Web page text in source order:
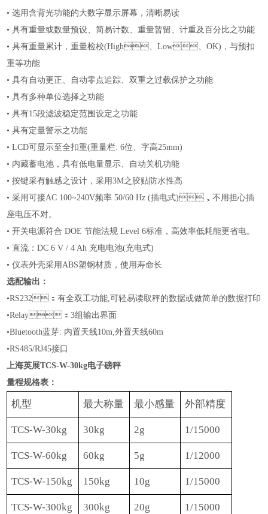
• 选用含背光功能的大数字显示屏幕，清晰易读
• 具有重量或数量预设、简易计数、重量暂留、计重及百分比之功能
• 具有重量累计，重量检校(High、Low、OK)，与预扣
重等功能
• 具有自动更正、自动零点追踪、双重之过载保护之功能
• 具有多种单位选择之功能
• 具有15段滤波稳定范围设定之功能
• 具有定量警示之功能
• LCD可显示至全扣重(重量栏: 6位、字高25mm)
• 内藏蓄电池，具有低电量显示、自动关机功能
• 按键采有触感之设计，采用3M之胶贴防水性高
• 采用可接AC 100~240V频率 50/60 Hz (插电式)，不用担心插
座电压不对。
• 开关电源符合 DOE 节能法规 Level 6标准，高效率低耗能更省电。
• 直流：DC 6 V / 4 Ah 充电电池(充电式)
• 仪表外壳采用ABS塑钢材质，使用寿命长
选配输出：
•RS232：有全双工功能,可轻易读取秤的数据或做简单的数据打印
•Relay：3组输出界面
•Bluetooth蓝芽: 内置天线10m,外置天线60m
•RS485/RJ45接口
上海英展TCS-W-30kg电子磅秤
量程规格表：
机型 最大称量 最小感量 外部精度
TCS-W-30kg 30kg 2g 1/15000
TCS-W-60kg 60kg 5g 1/12000
TCS-W-150kg 150kg 10g 1/15000
TCS-W-300kg 300kg 20g 1/15000